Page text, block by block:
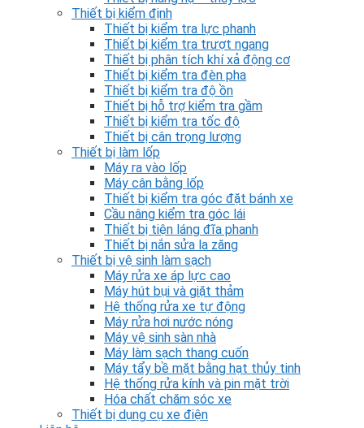
Thiết bị kiểm định
Thiết bị kiểm tra lực phanh
Thiết bị kiểm tra trượt ngang
Thiết bị phân tích khí xả động cơ
Thiết bị kiểm tra đèn pha
Thiết bị kiểm tra độ ồn
Thiết bị hỗ trợ kiểm tra gầm
Thiết bị kiểm tra tốc độ
Thiết bị cân trọng lượng
Thiết bị làm lốp
Máy ra vào lốp
Máy cân bằng lốp
Thiết bị kiểm tra góc đặt bánh xe
Cầu nâng kiểm tra góc lái
Thiết bị tiện láng đĩa phanh
Thiết bị nắn sửa la zăng
Thiết bị vệ sinh làm sạch
Máy rửa xe áp lực cao
Máy hút bụi và giặt thảm
Hệ thống rửa xe tự động
Máy rửa hơi nước nóng
Máy vệ sinh sàn nhà
Máy làm sạch thang cuốn
Máy tẩy bề mặt bằng hạt thủy tinh
Hệ thống rửa kính và pin mặt trời
Hóa chất chăm sóc xe
Thiết bị dụng cụ xe điện